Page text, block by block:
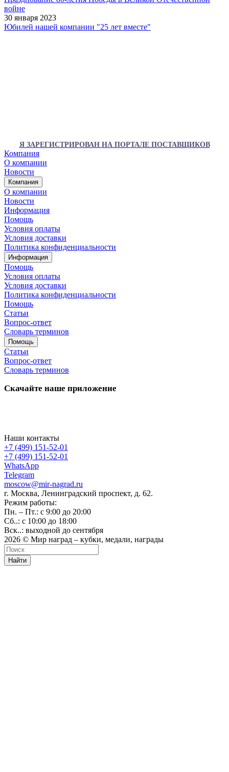
войне
30 января 2023
Юбилей нашей компании "25 лет вместе"
Я ЗАРЕГИСТРИРОВАН НА ПОРТАЛЕ ПОСТАВЩИКОВ
Компания
О компании
Новости
Компания
О компании
Новости
Информация
Помощь
Условия оплаты
Условия доставки
Политика конфиденциальности
Информация
Помощь
Условия оплаты
Условия доставки
Политика конфиденциальности
Помощь
Статьи
Вопрос-ответ
Словарь терминов
Помощь
Статьи
Вопрос-ответ
Словарь терминов
Скачайте наше приложение
Наши контакты
+7 (499) 151-52-01
+7 (499) 151-52-01
WhatsApp
Telegram
moscow@mir-nagrad.ru
г. Москва, Ленинградский проспект, д. 62.
Режим работы:
Пн. – Пт.: с 9:00 до 20:00
Сб..: с 10:00 до 18:00
Вск..: выходной до сентября
2026 © Мир наград – кубки, медали, награды
Найти